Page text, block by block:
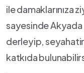
ile
sayesinde
derleyip,‍
katkıda